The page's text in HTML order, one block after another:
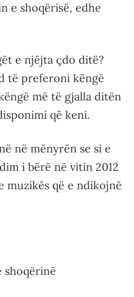
e shoqërisë, edhe
e njëjta çdo ditë?
të preferoni këngë
më të gjalla ditën
që keni.
në mënyrën se si e
i bërë në vitin 2012
muzikës që e ndikojnë
shoqërinë